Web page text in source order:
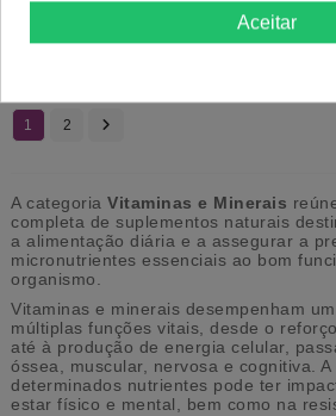
1 2
A categoria Vitaminas e Minerais
completa de suplementos naturais
a alimentação diária e a assegurar a
micronutrientes essenciais ao bom
organismo.
Vitaminas e minerais desempenham
múltiplas funções vitais, desde o
até à produção de energia celular,
óssea, muscular, nervosa e cognitiva. A
determinados nutrientes pode ter
estar físico e mental, bem como na
Aceitar